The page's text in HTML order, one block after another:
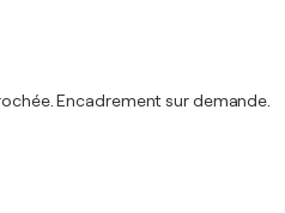
Encadrement sur demande.